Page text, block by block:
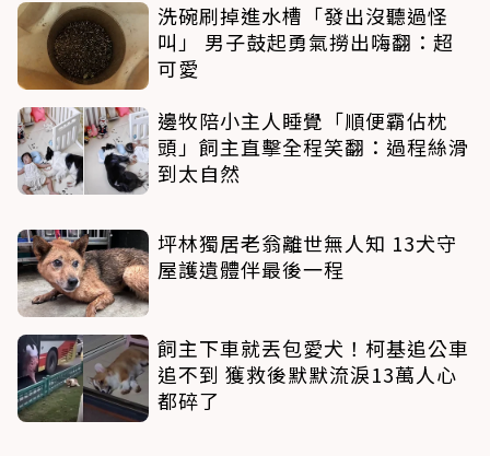
洗碗刷掉進水槽「發出沒聽過怪
叫」 男子鼓起勇氣撈出嗨翻：超
可愛
邊牧陪小主人睡覺「順便霸佔枕
頭」飼主直擊全程笑翻：過程絲滑
到太自然
坪林獨居老翁離世無人知 13犬守
屋護遺體伴最後一程
飼主下車就丟包愛犬！柯基追公車
追不到 獲救後默默流淚13萬人心
都碎了